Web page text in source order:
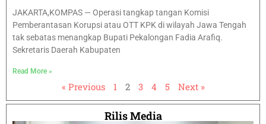
JAKARTA,KOMPAS — Operasi tangkap tangan Komisi
Pemberantasan Korupsi atau OTT KPK di wilayah Jawa Tengah
tak sebatas menangkap Bupati Pekalongan Fadia Arafiq.
Sekretaris Daerah Kabupaten
Read More »
« Previous 1 2 3 4 5 Next »
Rilis Media